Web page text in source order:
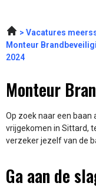
Vacatures
Monteur
2024
Monteur
Op zoek naar een baan
vrijgekomen in Sittard,
verzeker jezelf van de
Ga aan de